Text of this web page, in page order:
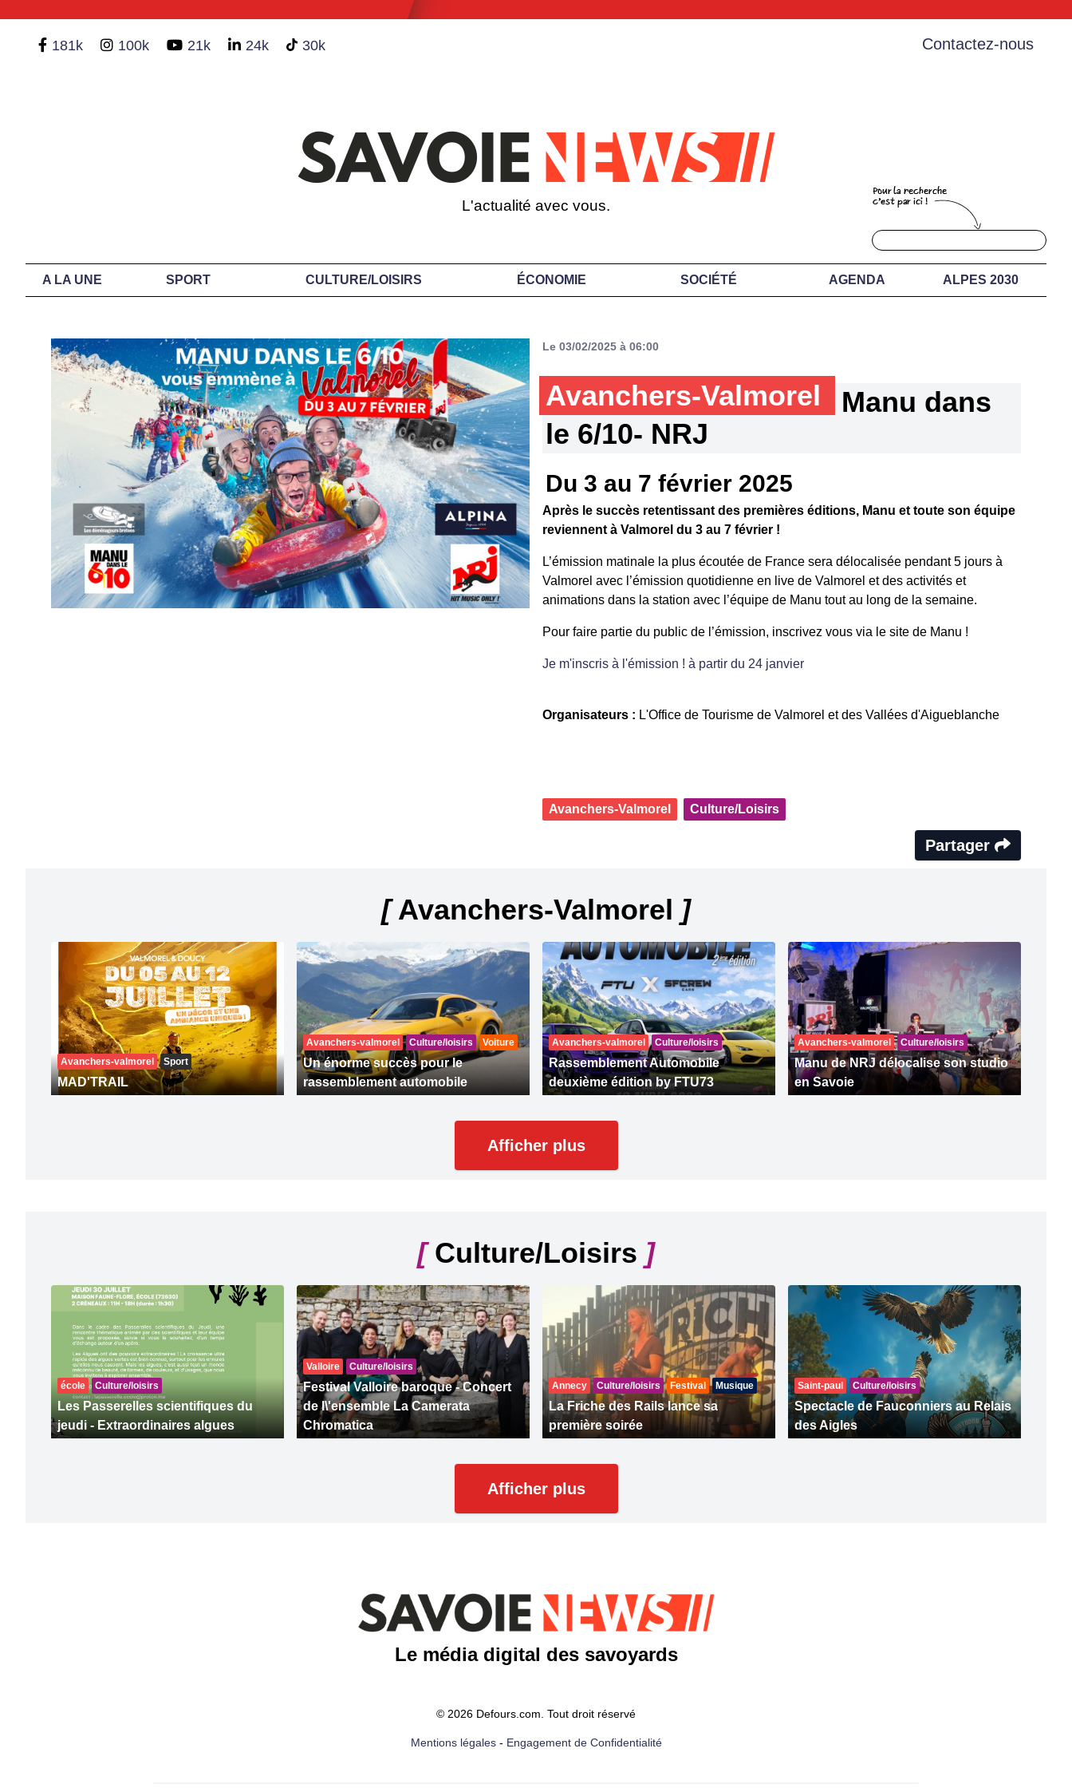
181k 100k 21k 24k 30k Contactez-nous
L'actualité avec vous.
A LA UNE SPORT CULTURE/LOISIRS ÉCONOMIE SOCIÉTÉ AGENDA ALPES 2030
Le 03/02/2025 à 06:00
Avanchers-Valmorel
Manu dans
le 6/10- NRJ
Du 3 au 7 février 2025
Après le succès retentissant des premières éditions, Manu et toute son équipe
reviennent à Valmorel du 3 au 7 février !
L’émission matinale la plus écoutée de France sera délocalisée pendant 5 jours à
Valmorel avec l’émission quotidienne en live de Valmorel et des activités et
animations dans la station avec l’équipe de Manu tout au long de la semaine.
Pour faire partie du public de l’émission, inscrivez vous via le site de Manu !
Je m'inscris à l'émission ! à partir du 24 janvier
Organisateurs : L'Office de Tourisme de Valmorel et des Vallées d'Aigueblanche
Avanchers-Valmorel Culture/Loisirs
Partager
[Avanchers-Valmorel ]
Avanchers-valmorel Sport
MAD'TRAIL
Avanchers-valmorel Culture/loisirs Voiture
Un énorme succès pour le
rassemblement automobile
Avanchers-valmorel Culture/loisirs
Rassemblement Automobile
deuxième édition by FTU73
Avanchers-valmorel Culture/loisirs
Manu de NRJ délocalise son studio
en Savoie
Afficher plus
[Culture/Loisirs ]
école Culture/loisirs
Les Passerelles scientifiques du
jeudi - Extraordinaires algues
Valloire Culture/loisirs
Festival Valloire baroque - Concert
de l\'ensemble La Camerata
Chromatica
Annecy Culture/loisirs Festival Musique
La Friche des Rails lance sa
première soirée
Saint-paul Culture/loisirs
Spectacle de Fauconniers au Relais
des Aigles
Afficher plus
Le média digital des savoyards
© 2026 Defours.com. Tout droit réservé
Mentions légales- Engagement de Confidentialité